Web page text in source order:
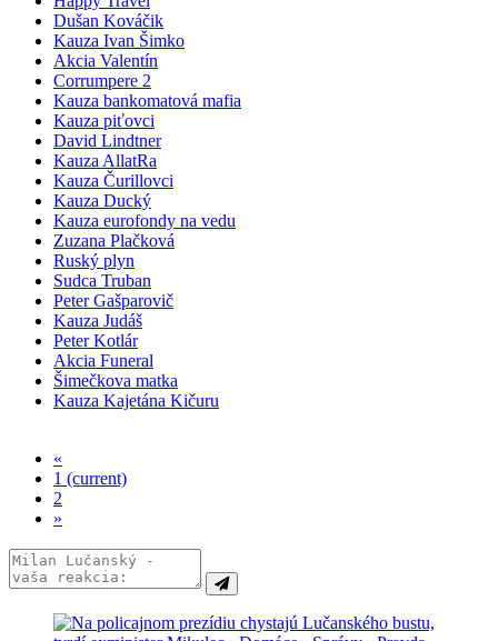
Dušan Kováčik
Kauza Ivan Šimko
Akcia Valentín
Corrumpere 2
Kauza bankomatová mafia
Kauza piťovci
David Lindtner
Kauza AllatRa
Kauza Čurillovci
Kauza Ducký
Kauza eurofondy na vedu
Zuzana Plačková
Ruský plyn
Sudca Truban
Peter Gašparovič
Kauza Judáš
Peter Kotlár
Akcia Funeral
Šimečkova matka
Kauza Kajetána Kičuru
«
1 (current)
2
»